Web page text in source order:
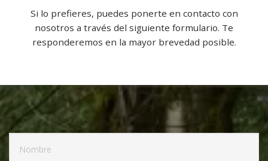
Si lo prefieres, puedes ponerte en contacto con
nosotros a través del siguiente formulario. Te
responderemos en la mayor brevedad posible.